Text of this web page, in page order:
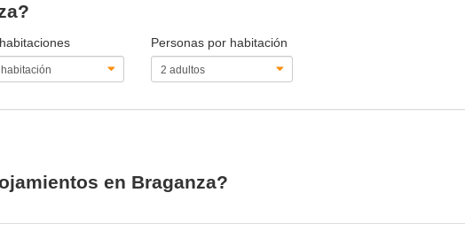
Personas por habitación
en Braganza?